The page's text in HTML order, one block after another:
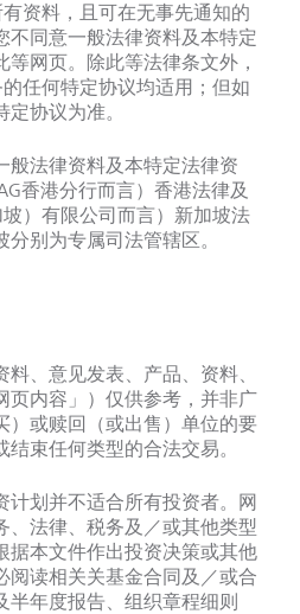
资料，且可在无事先通知的
不同意一般法律资料及本特定
网页。除此等法律条文外，
任何特定协议均适用；但如
协议为准。
般法律资料及本特定法律资
香港分行而言）香港法律及
坡）有限公司而言）新加坡法
别为专属司法管辖区。
、意见发表、产品、资料、
页内容」）仅供参考，并非广
）或赎回（或出售）单位的要
束任何类型的合法交易。
计划并不适合所有投资者。网
、法律、税务及／或其他类型
据本文件作出投资决策或其他
阅读相关关基金合同及／或合
半年度报告、组织章程细则